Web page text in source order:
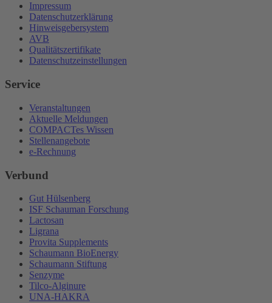
Impressum
Datenschutzerklärung
Hinweisgebersystem
AVB
Qualitätszertifikate
Datenschutzeinstellungen
Service
Veranstaltungen
Aktuelle Meldungen
COMPACTes Wissen
Stellenangebote
e-Rechnung
Verbund
Gut Hülsenberg
ISF Schauman Forschung
Lactosan
Ligrana
Provita Supplements
Schaumann BioEnergy
Schaumann Stiftung
Senzyme
Tilco-Alginure
UNA-HAKRA